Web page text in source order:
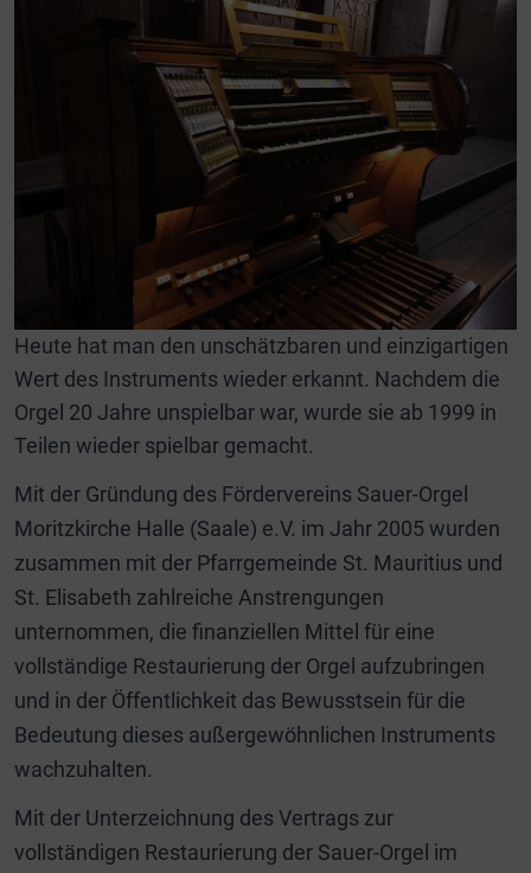
Heute hat man den unschätzbaren und einzigartigen
Wert des Instruments wieder erkannt. Nachdem die
Orgel 20 Jahre unspielbar war, wurde sie ab 1999 in
Teilen wieder spielbar gemacht.
Mit der Gründung des Fördervereins Sauer-Orgel
Moritzkirche Halle (Saale) e.V. im Jahr 2005 wurden
zusammen mit der Pfarrgemeinde St. Mauritius und
St. Elisabeth zahlreiche Anstrengungen
unternommen, die finanziellen Mittel für eine
vollständige Restaurierung der Orgel aufzubringen
und in der Öffentlichkeit das Bewusstsein für die
Bedeutung dieses außergewöhnlichen Instruments
wachzuhalten.
Mit der Unterzeichnung des Vertrags zur
vollständigen Restaurierung der Sauer-Orgel im